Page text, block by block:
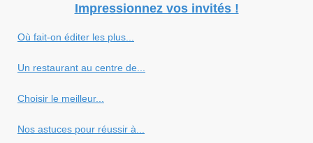
Impressionnez vos invités !
Où fait-on éditer les plus...
Un restaurant au centre de...
Choisir le meilleur...
Nos astuces pour réussir à...